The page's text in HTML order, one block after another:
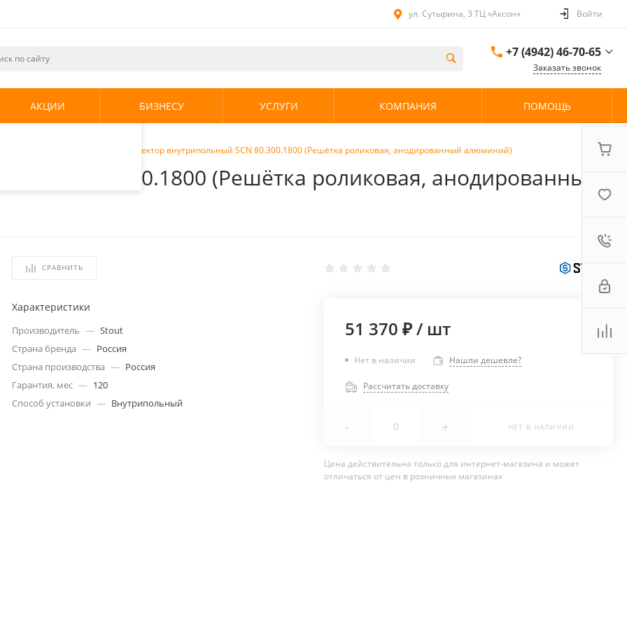
и
использования.
.
ул. Сутырина, 3 ТЦ «Аксон» Войти
+7 (4942) 46-70-65
ул. Сутырина, 3 ТЦ
Заказать звонок
АКЦИИ БИЗНЕСУ УСЛУГИ КОМПАНИЯ ПОМОЩЬ
Stout Конвектор внутрипольный SCN 80.300.1800 (Решётка роликовая, анодированный алюминий)
SCN 80.300.1800 (Решётка роликовая, анодированный
СРАВНИТЬ
Характеристики
Производитель — Stout
Страна бренда — Россия
Страна производства — Россия
Гарантия, мес — 120
Способ установки — Внутрипольный
51 370 ₽/ шт
Нет в наличии Нашли дешевле?
Рассчитать доставку
- + НЕТ В НАЛИЧИИ
Цена действительна только для интернет-магазина и может
отличаться от цен в розничных магазинах